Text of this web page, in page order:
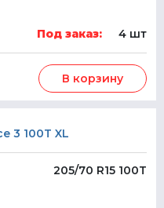
Под заказ: 4 шт
В корзину
3 100T XL
205/70 R15 100T